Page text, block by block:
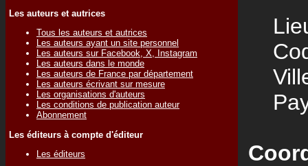
Les auteurs et autrices
Tous les auteurs et autrices
Les auteurs ayant un site personnel
Les auteurs sur Facebook, X, Instagram
Les auteurs dans le monde
Les auteurs de France par département
Les auteurs écrivant sur mesure
Les organisations d'auteurs
Les conditions de publication auteur
Abonnement
Les éditeurs à compte d'éditeur
Les éditeurs